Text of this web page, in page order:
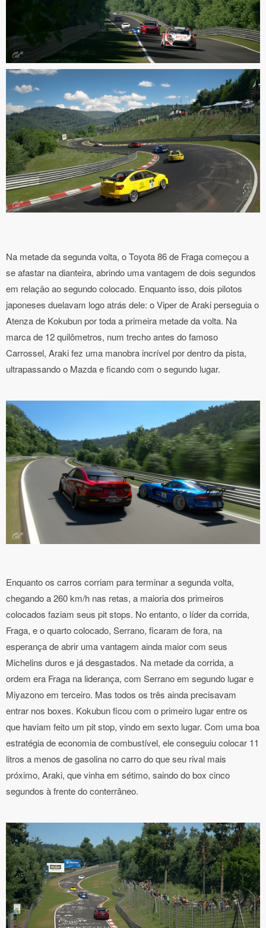
Na metade da segunda volta, o Toyota 86 de Fraga começou a
se afastar na dianteira, abrindo uma vantagem de dois segundos
em relação ao segundo colocado. Enquanto isso, dois pilotos
japoneses duelavam logo atrás dele: o Viper de Araki perseguia o
Atenza de Kokubun por toda a primeira metade da volta. Na
marca de 12 quilômetros, num trecho antes do famoso
Carrossel, Araki fez uma manobra incrível por dentro da pista,
ultrapassando o Mazda e ficando com o segundo lugar.
Enquanto os carros corriam para terminar a segunda volta,
chegando a 260 km/h nas retas, a maioria dos primeiros
colocados faziam seus pit stops. No entanto, o líder da corrida,
Fraga, e o quarto colocado, Serrano, ficaram de fora, na
esperança de abrir uma vantagem ainda maior com seus
Michelins duros e já desgastados. Na metade da corrida, a
ordem era Fraga na liderança, com Serrano em segundo lugar e
Miyazono em terceiro. Mas todos os três ainda precisavam
entrar nos boxes. Kokubun ficou com o primeiro lugar entre os
que haviam feito um pit stop, vindo em sexto lugar. Com uma boa
estratégia de economia de combustível, ele conseguiu colocar 11
litros a menos de gasolina no carro do que seu rival mais
próximo, Araki, que vinha em sétimo, saindo do box cinco
segundos à frente do conterrâneo.